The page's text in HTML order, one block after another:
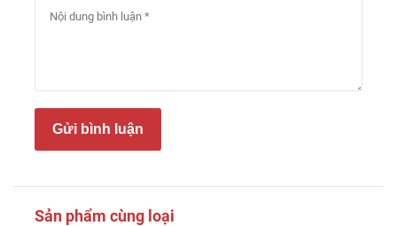
Gửi bình luận
Sản phẩm cùng loại